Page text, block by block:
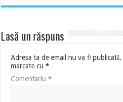
Lasă un răspuns
Adresa ta de email nu va fi publicată.
marcate cu*
Comentariu*